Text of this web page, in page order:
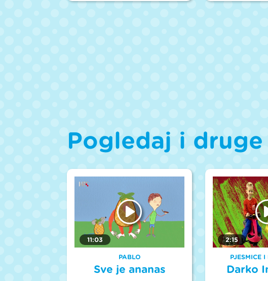
Pogledaj i
11:03
PABLO
Sve je ananas
2:15
PJESMICE
Darko